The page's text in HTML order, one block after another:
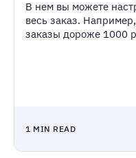
В нем вы можете
весь заказ.
заказы дороже 1000
1 MIN READ